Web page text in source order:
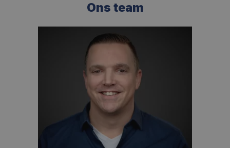
Ons team